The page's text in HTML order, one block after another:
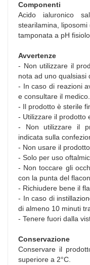
Componenti
Acido ialuronico
stearilamina,
tamponata a pH
Avvertenze
- Non utilizzare il
nota ad uno qualsiasi
- In caso di reazioni
e consultare il medico.
- Il prodotto è sterile
- Utilizzare il prodotto
- Non utilizzare il
indicata sulla
- Non usare il
- Solo per uso
- Non toccare gli
con la punta del
- Richiudere bene il
- In caso di
di almeno 10 minuti
- Tenere fuori dalla
Conservazione
Conservare il
superiore a 2°C.